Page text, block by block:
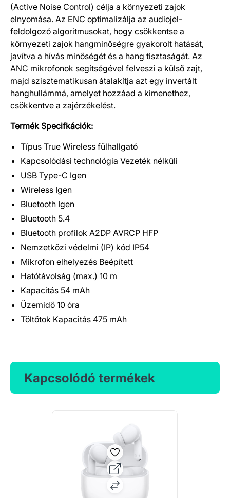
(Active Noise Control) célja a környezeti zajok
elnyomása. Az ENC optimalizálja az audiojel-
feldolgozó algoritmusokat, hogy csökkentse a
környezeti zajok hangminőségre gyakorolt hatását,
javítva a hívás minőségét és a hang tisztaságát. Az
ANC mikrofonok segítségével felveszi a külső zajt,
majd szisztematikusan átalakítja azt egy invertált
hanghullámmá, amelyet hozzáad a kimenethez,
csökkentve a zajérzékelést.
Termék Specifkációk:
Típus True Wireless fülhallgató
Kapcsolódási technológia Vezeték nélküli
USB Type-C Igen
Wireless Igen
Bluetooth Igen
Bluetooth 5.4
Bluetooth profilok A2DP AVRCP HFP
Nemzetközi védelmi (IP) kód IP54
Mikrofon elhelyezés Beépített
Hatótávolság (max.) 10 m
Kapacitás 54 mAh
Üzemidő 10 óra
Töltőtok Kapacitás 475 mAh
Kapcsolódó termékek